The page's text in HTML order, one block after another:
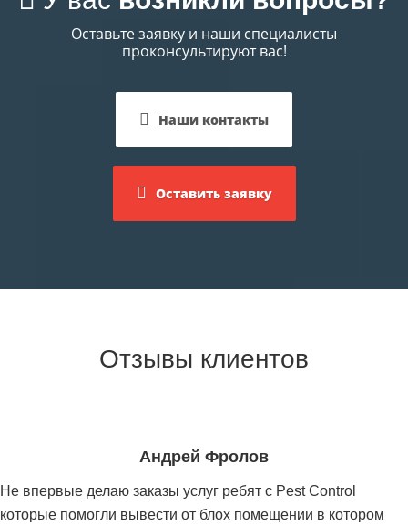
Оставьте заявку и наши специалисты
проконсультируют вас!
Наши контакты
Оставить заявку
Отзывы клиентов
Андрей Фролов
Не впервые делаю заказы услуг ребят с Pest Control
которые помогли вывести от блох помещении в котором